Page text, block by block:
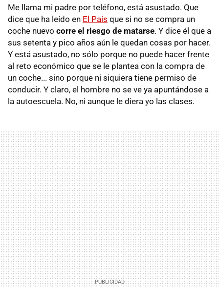
Me llama mi padre por teléfono, está asustado. Que
dice que ha leído en El País que si no se compra un
coche nuevo corre el riesgo de matarse. Y dice él que a
sus setenta y pico años aún le quedan cosas por hacer.
Y está asustado, no sólo porque no puede hacer frente
al reto económico que se le plantea con la compra de
un coche... sino porque ni siquiera tiene permiso de
conducir. Y claro, el hombre no se ve ya apuntándose a
la autoescuela. No, ni aunque le diera yo las clases.